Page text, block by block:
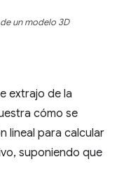
un modelo 3D
extrajo de la
cómo se
lineal para calcular
suponiendo que